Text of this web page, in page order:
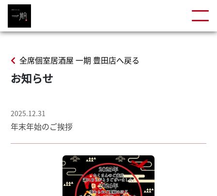
全席個室居酒屋 一期 豊田店へ戻る
お知らせ
2025.12.31
年末年始のご挨拶